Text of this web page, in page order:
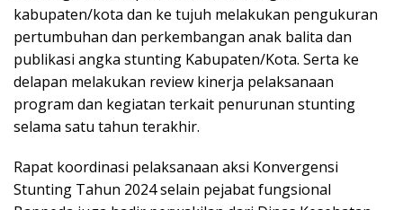
kabupaten/kota dan ke tujuh melakukan pengukuran
pertumbuhan dan perkembangan anak balita dan
publikasi angka stunting Kabupaten/Kota. Serta ke
delapan melakukan review kinerja pelaksanaan
program dan kegiatan terkait penurunan stunting
selama satu tahun terakhir.
Rapat koordinasi pelaksanaan aksi Konvergensi
Stunting Tahun 2024 selain pejabat fungsional